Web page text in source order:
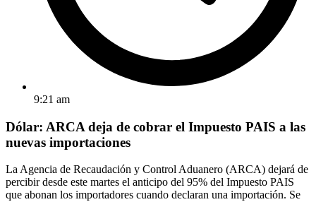
9:21 am
Dólar: ARCA deja de cobrar el Impuesto PAIS a las
nuevas importaciones
La Agencia de Recaudación y Control Aduanero (ARCA) dejará de
percibir desde este martes el anticipo del 95% del Impuesto PAIS
que abonan los importadores cuando declaran una importación. Se